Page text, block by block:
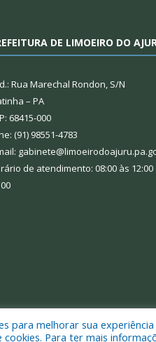
DE LIMOEIRO DO
Rua Marechal Rondon, S/N
– PA
68415-000
(91) 98551-4783
de atendimento: 08:00 às 12:00
os direitos reservados a
para melhorar sua
Para ter mais